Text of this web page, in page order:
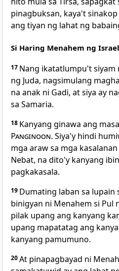
pinagbuksan, kaya't
ang tiyan ng lahat ng
Si Haring Menahem ng Israel
17 Nang ikatatlumpu't siyam
ng Juda, nagsimulang
na anak ni Gadi, at siya ay
sa Samaria.
18 Kanyang ginawa ang
Panginoon. Siya'y hindi
mga araw sa mga
Nebat, na dito'y kanyang
pagkakasala.
19 Dumating laban sa lupain
binigyan ni Menahem si Pul
pilak upang ang kanyang
upang mapatatag ang
kanyang pamumuno.
20At pinapagbayad ni